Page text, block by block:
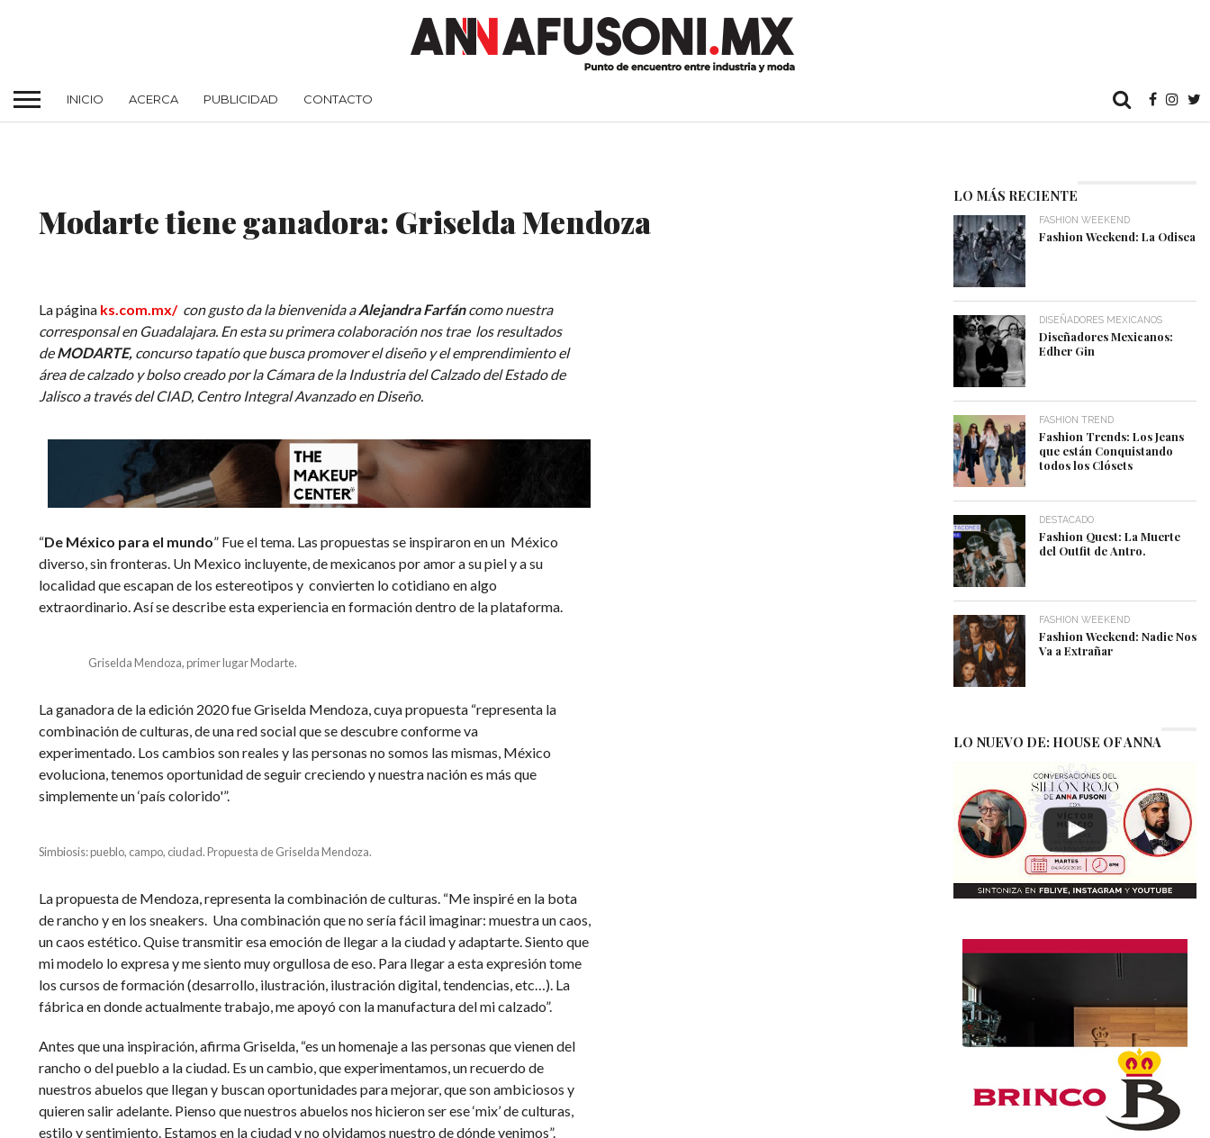
INICIO ACERCA PUBLICIDAD CONTACTO
Modarte tiene ganadora: Griselda Mendoza
La página ks.com.mx/ con gusto da la bienvenida aAlejandra Farfáncomo nuestra
corresponsal en Guadalajara. En esta su primera colaboración nos trae los resultados
deMODARTE, concurso tapatío que busca promover el diseño y el emprendimiento el
área de calzado y bolso creado por la Cámara de la Industria del Calzado del Estado de
Jalisco a través del CIAD, Centro Integral Avanzado en Diseño.
“De México para el mundo” Fue el tema. Las propuestas se inspiraron en un México
diverso, sin fronteras. Un Mexico incluyente, de mexicanos por amor a su piel y a su
localidad que escapan de los estereotipos y convierten lo cotidiano en algo
extraordinario. Así se describe esta experiencia en formación dentro de la plataforma.
Griselda Mendoza, primer lugar Modarte.
La ganadora de la edición 2020 fue Griselda Mendoza, cuya propuesta “representa la
combinación de culturas, de una red social que se descubre conforme va
experimentado. Los cambios son reales y las personas no somos las mismas, México
evoluciona, tenemos oportunidad de seguir creciendo y nuestra nación es más que
simplemente un ‘país colorido'”.
Simbiosis: pueblo, campo, ciudad. Propuesta de Griselda Mendoza.
La propuesta de Mendoza, representa la combinación de culturas. “Me inspiré en la bota
de rancho y en los sneakers. Una combinación que no sería fácil imaginar: muestra un caos,
un caos estético. Quise transmitir esa emoción de llegar a la ciudad y adaptarte. Siento que
mi modelo lo expresa y me siento muy orgullosa de eso. Para llegar a esta expresión tome
los cursos de formación (desarrollo, ilustración, ilustración digital, tendencias, etc…). La
fábrica en donde actualmente trabajo, me apoyó con la manufactura del mi calzado”.
Antes que una inspiración, afirma Griselda, “es un homenaje a las personas que vienen del
rancho o del pueblo a la ciudad. Es un cambio, que experimentamos, un recuerdo de
nuestros abuelos que llegan y buscan oportunidades para mejorar, que son ambiciosos y
quieren salir adelante. Pienso que nuestros abuelos nos hicieron ser ese ‘mix’ de culturas,
estilo y sentimiento. Estamos en la ciudad y no olvidamos nuestro de dónde venimos”.
LO MÁS RECIENTE
FASHION WEEKEND
Fashion Weekend: La Odisea
DISEÑADORES MEXICANOS
Diseñadores Mexicanos:
Edher Gin
FASHION TREND
Fashion Trends: Los Jeans
que están Conquistando
todos los Clósets
DESTACADO
Fashion Quest: La Muerte
del Outfit de Antro.
FASHION WEEKEND
Fashion Weekend: Nadie Nos
Va a Extrañar
LO NUEVO DE: HOUSE OF ANNA